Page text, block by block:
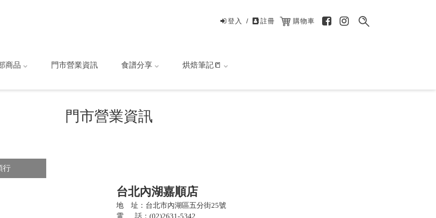
登入 / 註冊 購物車
商品 門市營業資訊 食譜分享 烘焙筆記📒
門市營業資訊
行
台北內湖嘉順店
地 址：台北市內湖區五分街25號
電
話：(02)2631-5342